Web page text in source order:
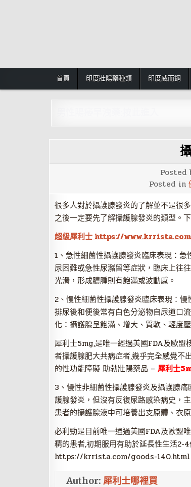
首頁 印度壯陽藥種類 印度威而鋼
Posted
Posted in
很多人對於攝護腺發炎的了解並不是很
之後一定要先了解攝護腺發炎的類型。
超級犀利士 https://www.krrista.com
1、急性細菌性攝護腺發炎臨床表現：
尿困難或急性尿瀦留等症狀，臨床上往
光滑，形成膿腫則有飽滿或波動感。
2、慢性細菌性攝護腺發炎臨床表現：
排尿後和便後常有白色分泌物自尿道口
化：攝護腺呈飽滿、增大、質軟、輕度
犀利士5mg,是唯一經過美國FDA及歐盟
者攝護腺肥大共病症者,幾乎完全感覺不
的性功能障礙 助勃壯陽藥品 – 犀利士
3、慢性非細菌性攝護腺發炎及攝護腺
護腺發炎，但沒有反復尿路感染病史，
患者的攝護腺液中可培養出支原體、衣
必利勁是目前唯一通過美國FDA及歐盟
精的患者,初期服用有助於延長性生活2-
https://krrista.com/goods-140.html
Author: 犀利士哪裡買